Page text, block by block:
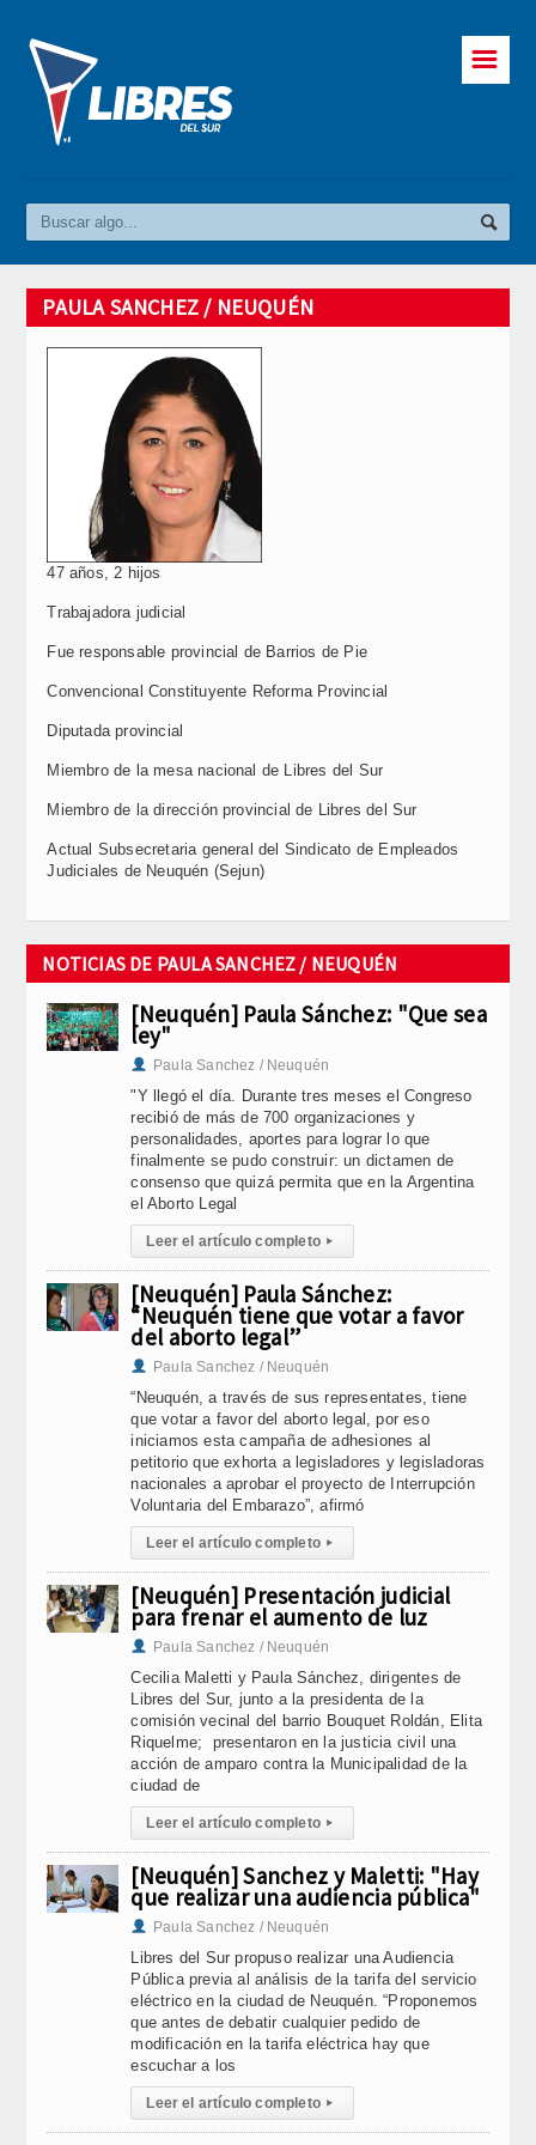
☰
PAULA SANCHEZ / NEUQUÉN
47 años, 2 hijos
Trabajadora judicial
Fue responsable provincial de Barrios de Pie
Convencional Constituyente Reforma Provincial
Diputada provincial
Miembro de la mesa nacional de Libres del Sur
Miembro de la dirección provincial de Libres del Sur
Actual Subsecretaria general del Sindicato de Empleados
Judiciales de Neuquén (Sejun)
NOTICIAS DE PAULA SANCHEZ / NEUQUÉN
[Neuquén] Paula Sánchez: "Que sea
ley"
Paula Sanchez / Neuquén
"Y llegó el día. Durante tres meses el Congreso
recibió de más de 700 organizaciones y
personalidades, aportes para lograr lo que
finalmente se pudo construir: un dictamen de
consenso que quizá permita que en la Argentina
el Aborto Legal
Leer el artículo completo ▸
[Neuquén] Paula Sánchez:
“Neuquén tiene que votar a favor
del aborto legal”
Paula Sanchez / Neuquén
“Neuquén, a través de sus representates, tiene
que votar a favor del aborto legal, por eso
iniciamos esta campaña de adhesiones al
petitorio que exhorta a legisladores y legisladoras
nacionales a aprobar el proyecto de Interrupción
Voluntaria del Embarazo”, afirmó
Leer el artículo completo ▸
[Neuquén] Presentación judicial
para frenar el aumento de luz
Paula Sanchez / Neuquén
Cecilia Maletti y Paula Sánchez, dirigentes de
Libres del Sur, junto a la presidenta de la
comisión vecinal del barrio Bouquet Roldán, Elita
Riquelme; presentaron en la justicia civil una
acción de amparo contra la Municipalidad de la
ciudad de
Leer el artículo completo ▸
[Neuquén] Sanchez y Maletti: "Hay
que realizar una audiencia pública"
Paula Sanchez / Neuquén
Libres del Sur propuso realizar una Audiencia
Pública previa al análisis de la tarifa del servicio
eléctrico en la ciudad de Neuquén. “Proponemos
que antes de debatir cualquier pedido de
modificación en la tarifa eléctrica hay que
escuchar a los
Leer el artículo completo ▸